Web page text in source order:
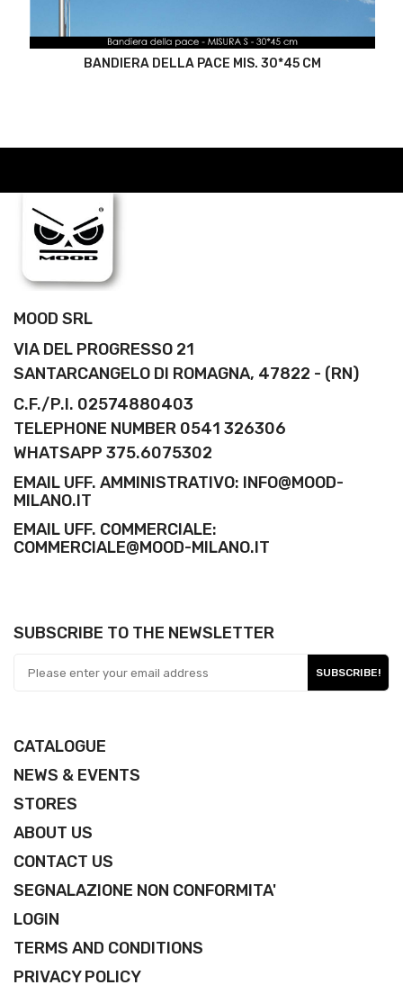
BANDIERA DELLA PACE MIS. 30*45 CM
MOOD SRL
VIA DEL PROGRESSO 21
SANTARCANGELO DI ROMAGNA, 47822 - (RN)
C.F./P.I. 02574880403
TELEPHONE NUMBER 0541 326306
WHATSAPP 375.6075302
EMAIL UFF. AMMINISTRATIVO: INFO@MOOD-
MILANO.IT
EMAIL UFF. COMMERCIALE:
COMMERCIALE@MOOD-MILANO.IT
SUBSCRIBE TO THE NEWSLETTER
SUBSCRIBE!
CATALOGUE
NEWS & EVENTS
STORES
ABOUT US
CONTACT US
SEGNALAZIONE NON CONFORMITA'
LOGIN
TERMS AND CONDITIONS
PRIVACY POLICY